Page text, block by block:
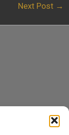
Next Post →